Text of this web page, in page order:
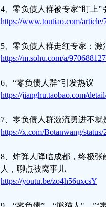
4、零负债人群被专家“盯上
https://www.toutiao.com/
5、零负债人群走红专家：激
https://m.sohu.com/a/
6、“零负债人群”引发热议
https://jianghu.taobao.com/
7、零负债人群激流勇进不
https://x.com/Botanwang/
8、炸弹人降临成都，终极
人，聊点被窝事儿
https://youtu.be/zo4h56uxcsY